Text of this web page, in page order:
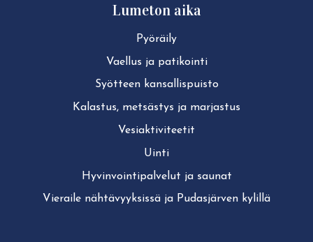
Lumeton aika
Pyöräily
Vaellus ja patikointi
Syötteen kan­sal­lis­puis­to
Kalastus, metsästys ja marjastus
Ve­siak­ti­vi­tee­tit
Uinti
Hy­vin­voin­ti­pal­ve­lut ja saunat
Vieraile näh­tä­vyyk­sis­sä ja Pudasjärven kylillä